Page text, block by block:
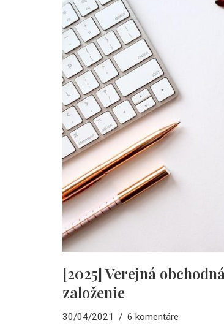
[2025] Verejná
založenie
30/04/2021 6 komentáre